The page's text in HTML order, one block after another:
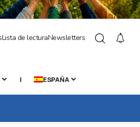
Lista de lecturaNewsletters
| ESPAÑA